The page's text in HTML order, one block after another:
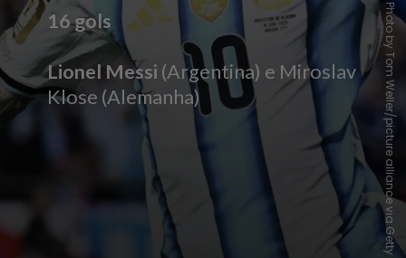
16 gols
Lionel Messi (Argentina) e Miroslav
Klose (Alemanha)
Photo by Tom Weller/picture alliance via Getty Images